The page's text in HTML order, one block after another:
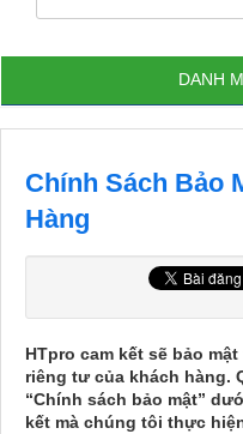
DANH
Chính Sách Bảo
Hàng
HTpro cam kết sẽ bảo
riêng tư của khách hàng.
“Chính sách bảo mật”
kết mà chúng tôi thực